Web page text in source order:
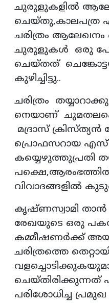
ചുരുളുകളിൽ
ചെയ്തു,കാലപത്ര
ചരിത്രം
ചുരുളുകൾ ഒരു
ചെയ്തത്
കുഴിച്ചിട്ടു..
ചരിത്രം
നെയാണ്
മദ്രാസ് ക്രിസ്ത്യൻ
പ്രൊഫസറായ എസ്
കയ്യെഴുത്തുപ്രതി
വിവാദങ്ങളിൽ
കൃഷ്ണസ്വാമി താൻ
രേഖയുടെ ഒരു
കമ്മീഷണർക്ക്
ചരിത്രത്തെ
ചെയ്തിരിക്കുന്നത്
പരിശോധിച്ച പ്രമുഖ